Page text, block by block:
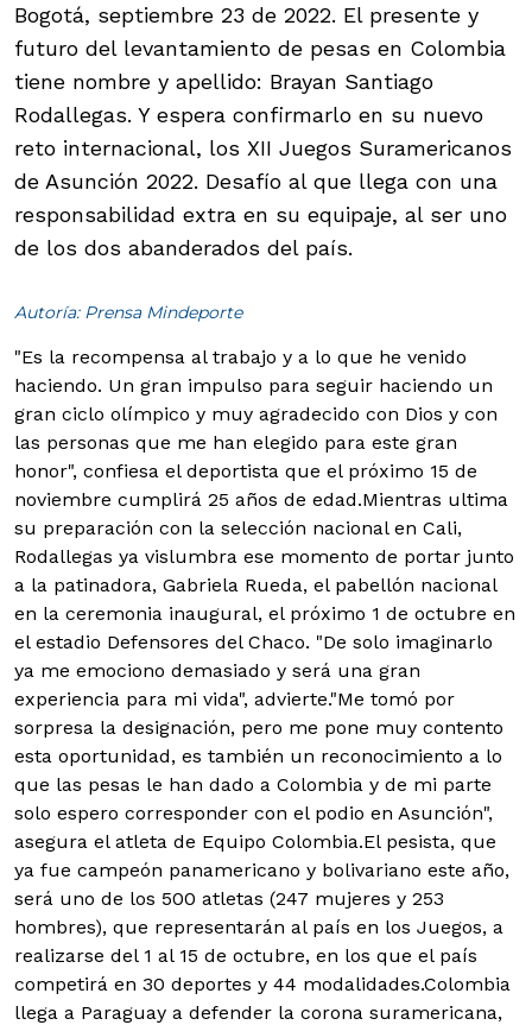
Bogotá, septiembre 23 de 2022. El presente y
futuro del levantamiento de pesas en Colombia
tiene nombre y apellido: Brayan Santiago
Rodallegas. Y espera confirmarlo en su nuevo
reto internacional, los XII Juegos Suramericanos
de Asunción 2022. Desafío al que llega con una
responsabilidad extra en su equipaje, al ser uno
de los dos abanderados del país.
Autoría: Prensa Mindeporte
"Es la recompensa al trabajo y a lo que he venido
haciendo. Un gran impulso para seguir haciendo un
gran ciclo olímpico y muy agradecido con Dios y con
las personas que me han elegido para este gran
honor", confiesa el deportista que el próximo 15 de
noviembre cumplirá 25 años de edad.Mientras ultima
su preparación con la selección nacional en Cali,
Rodallegas ya vislumbra ese momento de portar junto
a la patinadora, Gabriela Rueda, el pabellón nacional
en la ceremonia inaugural, el próximo 1 de octubre en
el estadio Defensores del Chaco. "De solo imaginarlo
ya me emociono demasiado y será una gran
experiencia para mi vida", advierte."Me tomó por
sorpresa la designación, pero me pone muy contento
esta oportunidad, es también un reconocimiento a lo
que las pesas le han dado a Colombia y de mi parte
solo espero corresponder con el podio en Asunción",
asegura el atleta de Equipo Colombia.El pesista, que
ya fue campeón panamericano y bolivariano este año,
será uno de los 500 atletas (247 mujeres y 253
hombres), que representarán al país en los Juegos, a
realizarse del 1 al 15 de octubre, en los que el país
competirá en 30 deportes y 44 modalidades.Colombia
llega a Paraguay a defender la corona suramericana,